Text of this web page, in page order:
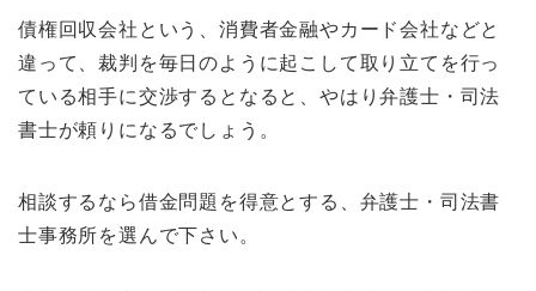
債権回収会社という、消費者金融やカード会社などと
違って、裁判を毎日のように起こして取り立てを行っ
ている相手に交渉するとなると、やはり弁護士・司法
書士が頼りになるでしょう。
相談するなら借金問題を得意とする、弁護士・司法書
士事務所を選んで下さい。